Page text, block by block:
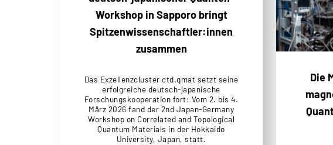
Workshop in Sapporo bringt
Spitzenwissenschaftler:innen
zusammen
Das Exzellenzcluster ctd.qmat setzt seine
erfolgreiche deutsch-japanische
Forschungskooperation fort: Vom 2. bis 4.
März 2026 fand der 2nd Japan-Germany
Workshop on Correlated and Topological
Quantum Materials in der Hokkaido
University, Japan, statt.
Die